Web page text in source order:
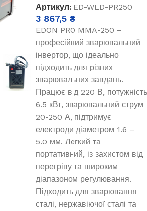
збільшити
Артикул: ED-WLD-PR250
3 867,5 ₴
EDON PRO MMA-250 –
професійний зварювальний
інвертор, що ідеально
підходить для різних
зварювальних завдань.
Працює від 220 В, потужність
6.5 кВт, зварювальний струм
20-250 А, підтримує
електроди діаметром 1.6 –
5.0 мм. Легкий та
портативний, із захистом від
перегріву та широким
діапазоном регулювання.
Підходить для зварювання
сталі, нержавіючої сталі та